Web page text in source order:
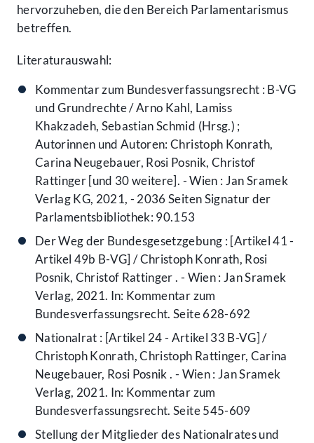
hervorzuheben, die den Bereich Parlamentarismus
betreffen.
Literaturauswahl:
Kommentar zum Bundesverfassungsrecht : B-VG
und Grundrechte / Arno Kahl, Lamiss
Khakzadeh, Sebastian Schmid (Hrsg.) ;
Autorinnen und Autoren: Christoph Konrath,
Carina Neugebauer, Rosi Posnik, Christof
Rattinger [und 30 weitere]. - Wien : Jan Sramek
Verlag KG, 2021, - 2036 Seiten Signatur der
Parlamentsbibliothek: 90.153
Der Weg der Bundesgesetzgebung : [Artikel 41 -
Artikel 49b B-VG] / Christoph Konrath, Rosi
Posnik, Christof Rattinger . - Wien : Jan Sramek
Verlag, 2021. In: Kommentar zum
Bundesverfassungsrecht. Seite 628-692
Nationalrat : [Artikel 24 - Artikel 33 B-VG] /
Christoph Konrath, Christoph Rattinger, Carina
Neugebauer, Rosi Posnik . - Wien : Jan Sramek
Verlag, 2021. In: Kommentar zum
Bundesverfassungsrecht. Seite 545-609
Stellung der Mitglieder des Nationalrates und